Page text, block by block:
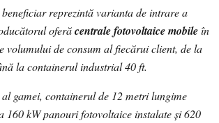
reprezintă varianta de intrare a
oferăcentrale fotovoltaice mobileîn
volumului de consum al fiecărui client, de la
la containerul industrial 40 ft.
gamei, containerul de 12 metri lungime
160 kW panouri fotovoltaice instalate și 620